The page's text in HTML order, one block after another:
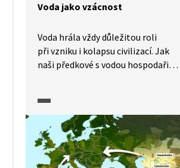
Voda jako vzácnost
Voda hrála vždy důležitou roli
při vzniku i kolapsu civilizací. Jak
naši předkové s vodou hospodařili?
dále zhoršovat. Docílíme lepší
osvětou o spotřebě vody a o
možnostech hospodaření s ní
šetrnějšího přístupu? Budeme
vědomě spotřebovávat vody méně,